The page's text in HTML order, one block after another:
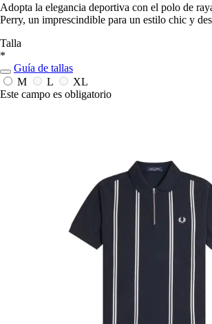
Adopta la elegancia deportiva con el polo de
Perry, un imprescindible para un estilo chic y
Talla
*
Guía de tallas
M
L
XL
Este campo es obligatorio